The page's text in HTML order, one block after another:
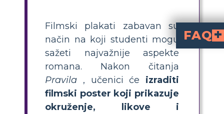
Filmski plakati zabavan su
način na koji studenti mogu
sažeti najvažnije aspekte
romana. Nakon čitanja
Pravila , učenici će izraditi
filmski poster koji prikazuje
okruženje, likove i
FAQ